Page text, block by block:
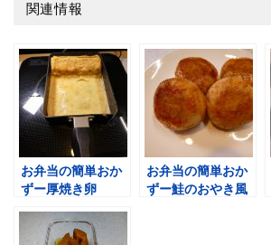
関連情報
お弁当の簡単おか
ずー厚焼き卵
お弁当の簡単おか
ずー鮭のおやき風